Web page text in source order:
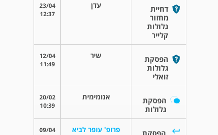
דחיית
מחזור
גלולות
קלייר
עדן
23/04
12:37
הפסקת
גלולות
זואלי
שיר
12/04
11:49
הפסקת
גלולות
אנומימית
20/02
10:39
פרופ' עופר לביא
09/04